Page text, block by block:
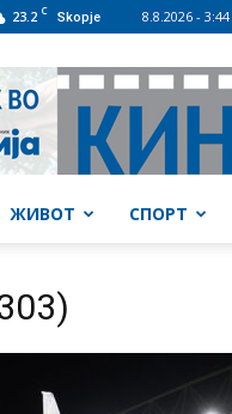
23.2 C Skopje 8.8.2026 - 3:44
ЖИВОТ СПОРТ